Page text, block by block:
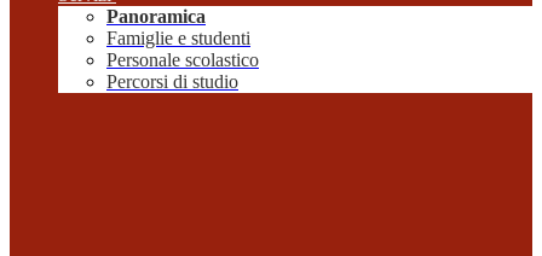
Panoramica
Famiglie e studenti
Personale scolastico
Percorsi di studio